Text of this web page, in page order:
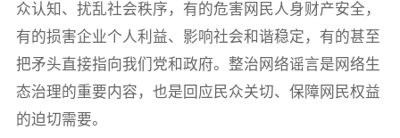
众认知、扰乱社会秩序，有的危害网民人身财产安全，
有的损害企业个人利益、影响社会和谐稳定，有的甚至
把矛头直接指向我们党和政府。整治网络谣言是网络生
态治理的重要内容，也是回应民众关切、保障网民权益
的迫切需要。